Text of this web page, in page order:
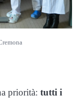
priorità: tutti i